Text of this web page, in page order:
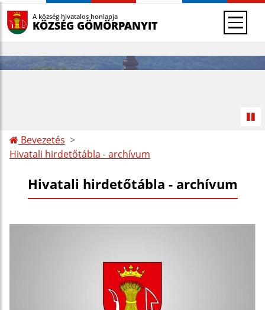
A község hivatalos honlapja
KÖZSÉG GÖMÖRPANYIT
Bevezetés
Hivatali hirdetőtábla - archívum
Hivatali hirdetőtábla - archívum